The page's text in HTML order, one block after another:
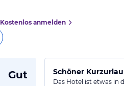
Kostenlos anmelden
Gut Schöner
Das Hotel ist etwas in